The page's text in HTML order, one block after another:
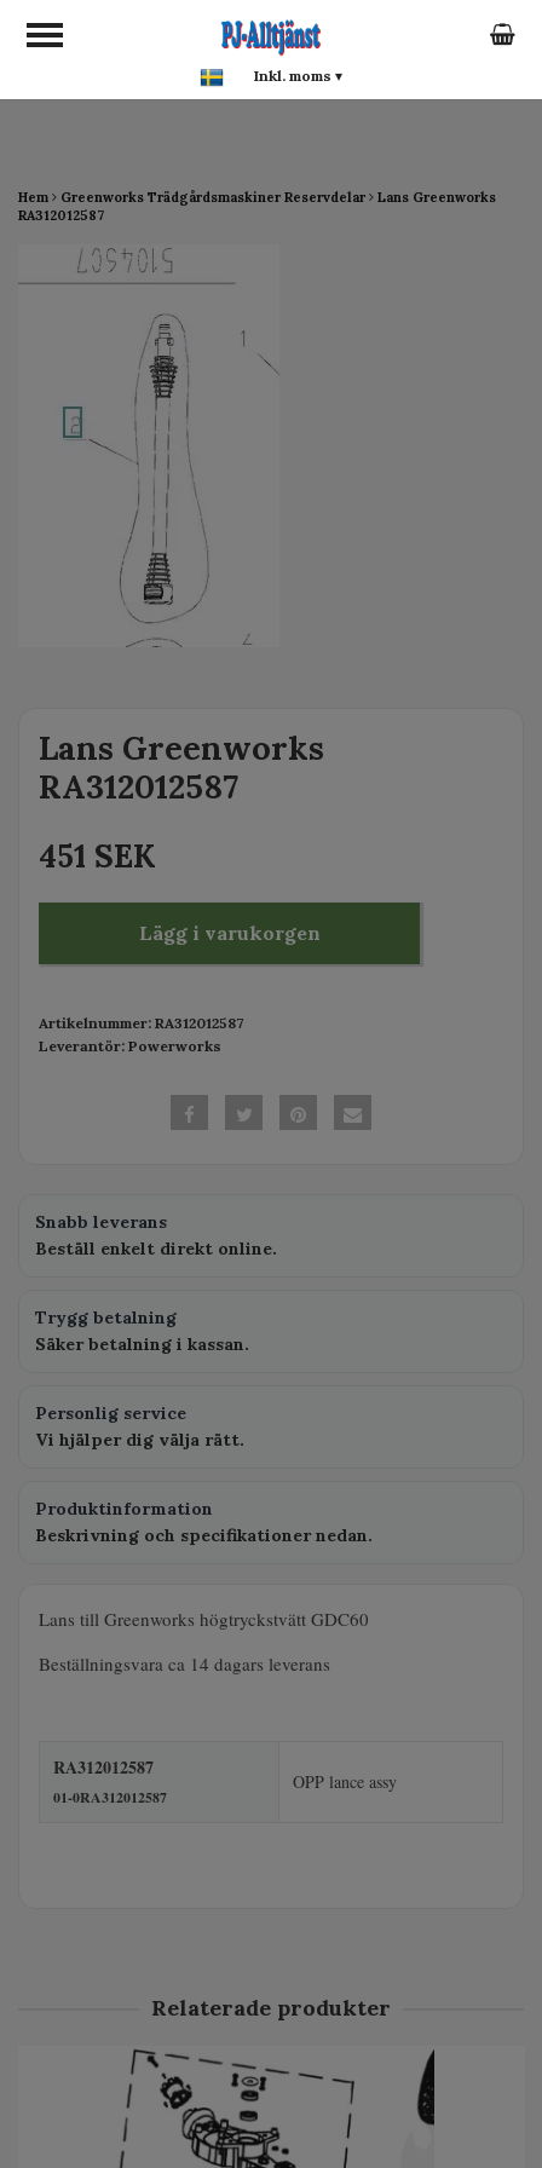
google-site-verification:
google0142a1f5f0015a93.html
Hem Greenworks Trädgårdsmaskiner Reservdelar
Lans Greenworks
RA312012587
Lans Greenworks
RA312012587
451 SEK
Lägg i varukorgen
Artikelnummer: RA312012587
Leverantör: Powerworks
Snabb leverans
Beställ enkelt direkt online.
Trygg betalning
Säker betalning i kassan.
Personlig service
Vi hjälper dig välja rätt.
Produktinformation
Beskrivning och specifikationer nedan.
Lans till Greenworks högtryckstvätt GDC60
Beställningsvara ca 14 dagars leverans
RA312012587
01-0RA312012587
OPP lance assy
Relaterade produkter
Inkl. moms ▾